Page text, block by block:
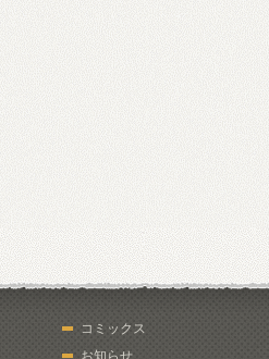
コミックス
お知らせ